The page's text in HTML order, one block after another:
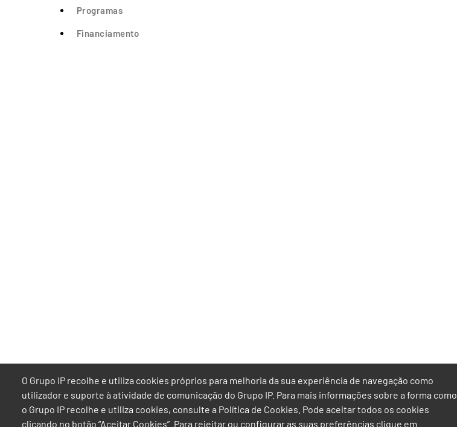
Programas
Financiamento
O Grupo IP recolhe e utiliza cookies próprios para melhoria da sua experiência de navegação como
utilizador e suporte à atividade de comunicação do Grupo IP. Para mais informações sobre a forma como
o Grupo IP recolhe e utiliza cookies, consulte a Política de Cookies. Pode aceitar todos os cookies
clicando no botão “Aceitar Cookies”. Para rejeitar ou configurar as suas preferências clique em